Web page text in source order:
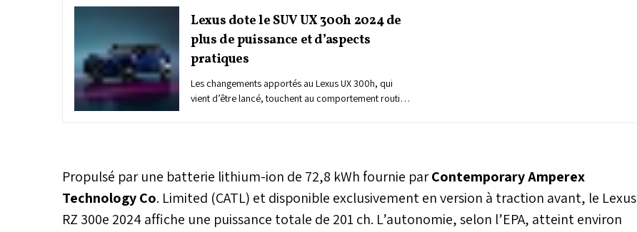
Lexus dote le SUV UX 300h 2024 de
plus de puissance et d’aspects
pratiques
Les changements apportés au Lexus UX 300h, qui
vient d’être lancé, touchent au comportement routier
Propulsé par une batterie lithium-ion de 72,8 kWh fournie parContemporary Amperex
Technology Co. Limited (CATL) et disponible exclusivement en version à traction avant, le Lexus
RZ 300e 2024 affiche une puissance totale de 201 ch. L’autonomie, selon l’EPA, atteint environ